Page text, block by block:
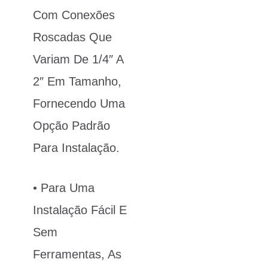
Com Conexões
Roscadas Que
Variam De 1/4″ A
2″ Em Tamanho,
Fornecendo Uma
Opção Padrão
Para Instalação.
• Para Uma
Instalação Fácil E
Sem
Ferramentas, As